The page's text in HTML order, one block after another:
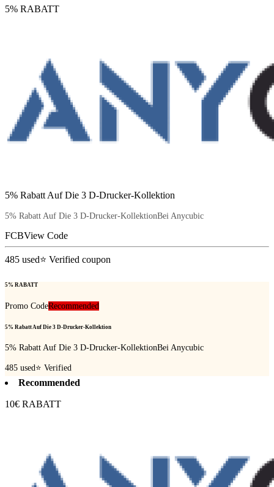
5% RABATT
5% Rabatt Auf Die 3 D-Drucker-Kollektion
5% Rabatt Auf Die 3 D-Drucker-KollektionBei Anycubic
FCBView Code
485 used⭐ Verified coupon
5% RABATT
Promo CodeRecommended
5% Rabatt Auf Die 3 D-Drucker-Kollektion
5% Rabatt Auf Die 3 D-Drucker-KollektionBei Anycubic
485 used⭐ Verified
Recommended
10€ RABATT